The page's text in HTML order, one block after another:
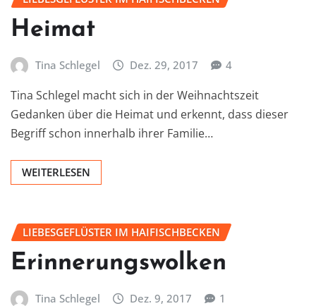
Heimat
Tina Schlegel Dez. 29, 2017 4
Tina Schlegel macht sich in der Weihnachtszeit
Gedanken über die Heimat und erkennt, dass dieser
Begriff schon innerhalb ihrer Familie…
WEITERLESEN
LIEBESGEFLÜSTER IM HAIFISCHBECKEN
Erinnerungswolken
Tina Schlegel Dez. 9, 2017 1